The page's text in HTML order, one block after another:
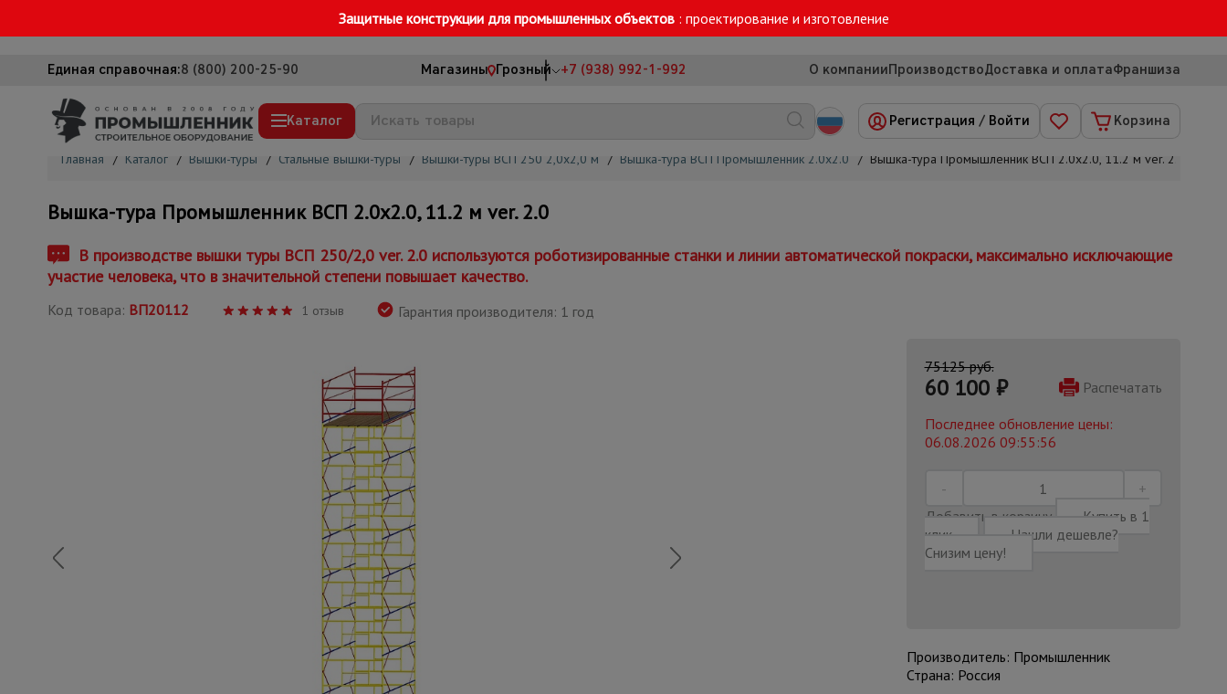
Защитные конструкции для промышленных объектов : проектирование и изготовление
Единая справочная:8 (800) 200-25-90 Магазины Грозный +7 (938) 992-1-992 О компанииПроизводствоДоставка и оплатаФраншиза
Каталог
Вышки-туры
Подмости строительные
Сетка, тенты, брезенты
Строительные подъемники
Мусоропровод строительный
Фанера ламинированная
Вибротехника для строительства
Оборудование для работы с арматурой
Оборудование для бетонных работ
Тачки строительные и садовые
Лестницы и стремянки
Штукатурные комплекты
Регистрация / Войти Корзина
Главная / Каталог / Вышки-туры / Стальные вышки-туры / Вышки-туры ВСП 250 2,0х2,0 м / Вышка-тура ВСП Промышленник 2.0х2.0 / Вышка-тура Промышленник ВСП 2.0х2.0, 11.2 м ver. 2.0
Вышка-тура Промышленник ВСП 2.0х2.0, 11.2 м ver. 2.0
В производстве вышки туры ВСП 250/2,0 ver. 2.0 используются роботизированные станки и линии автоматической покраски, максимально исключающие
участие человека, что в значительной степени повышает качество.
Код товара: ВП20112 1 отзыв Гарантия производителя: 1 год
75125 руб.
60 100 ₽
Распечатать
Последнее обновление цены:
06.08.2026 09:55:56
Добавить в корзину
Купить в 1
клик
Нашли дешевле?
Снизим цену!
Производитель: Промышленник
Страна: Россия